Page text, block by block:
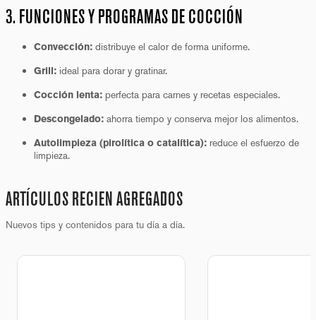
3. FUNCIONES Y PROGRAMAS DE COCCIÓN
Convección: distribuye el calor de forma uniforme.
Grill: ideal para dorar y gratinar.
Cocción lenta: perfecta para carnes y recetas especiales.
Descongelado: ahorra tiempo y conserva mejor los alimentos.
Autolimpieza (pirolítica o catalítica): reduce el esfuerzo de
limpieza.
ARTÍCULOS RECIEN AGREGADOS
Nuevos tips y contenidos para tu día a día.